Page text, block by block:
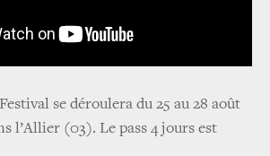
se déroulera du 25 au 28 août
l’Allier (03). Le pass 4 jours est